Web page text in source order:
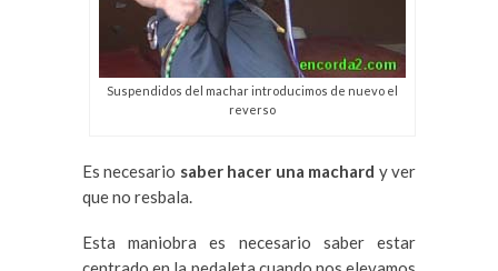
Suspendidos del machar introducimos de nuevo el
reverso
Es necesario saber hacer una machard y ver
que no resbala.
Esta maniobra es necesario saber estar